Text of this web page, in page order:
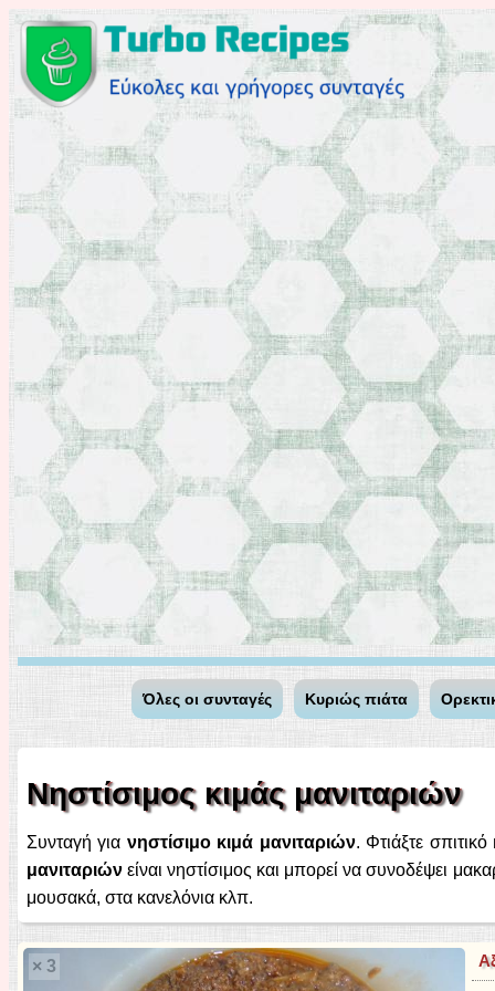
Όλες οι συνταγές Κυριώς πιάτα
Νηστίσιμος κιμάς μανιταριών
Συνταγή για νηστίσιμο κιμά μανιταριών. Φτιάξτε σπιτικό
μανιταριών είναι νηστίσιμος και μπορεί να συνοδέψει
μουσακά, στα κανελόνια κλπ.
× 3